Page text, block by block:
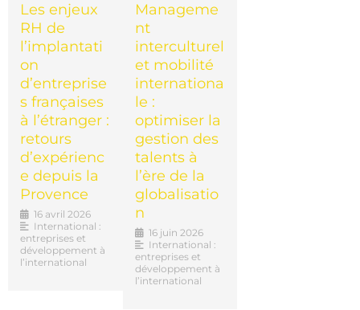
Les enjeux
RH de
l’implantati
on
d’entreprise
s françaises
à l’étranger :
retours
d’expérienc
e depuis la
Provence
16 avril 2026
International :
entreprises et
développement à
l’international
Manageme
nt
interculturel
et mobilité
internationa
le :
optimiser la
gestion des
talents à
l’ère de la
globalisatio
n
16 juin 2026
International :
entreprises et
développement à
l’international